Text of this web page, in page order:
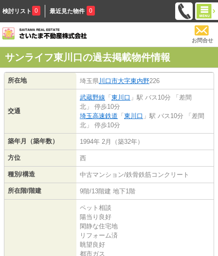
検討リスト 0 最近見た物件 0
お問合せ
サンライフ東川口の過去掲載物件情報
所在地 埼玉県川口市大字東内野226
交通
武蔵野線 「 東川口 」駅 バス10分 「差間
北」 停歩10分
埼玉高速鉄道 「 東川口 」駅 バス10分 「差間
北」 停歩10分
築年月（築年数） 1994年 2月（築32年）
方位 西
種別/構造 中古マンション/鉄骨鉄筋コンクリート
所在階/階建 9階/13階建 地下1階
ペット相談
陽当り良好
閑静な住宅地
リフォーム済
眺望良好
都市ガス